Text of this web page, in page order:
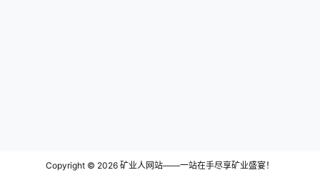
Copyright © 2026 矿业人网站——一站在手尽享矿业盛宴！